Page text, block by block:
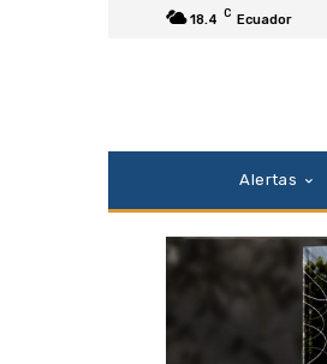
18.4 C Ecuador
Alertas